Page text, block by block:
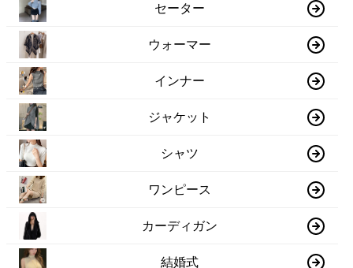
セーター
ウォーマー
インナー
ジャケット
シャツ
ワンピース
カーディガン
結婚式